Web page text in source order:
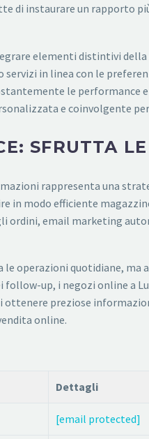
di instaurare un rapporto
elementi distintivi
in linea con le
le
e coinvolgente
SFRUTTA
rappresenta una
modo efficiente
ordini, email marketing
operazioni quotidiane, ma
up, i negozi online a
preziose
online.
Dettagli
[email protected]